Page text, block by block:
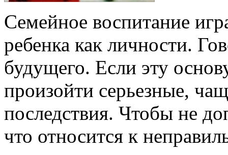
Семейное воспитание
ребенка как личности.
будущего. Если эту
произойти серьезные,
последствия. Чтобы не
что относится к